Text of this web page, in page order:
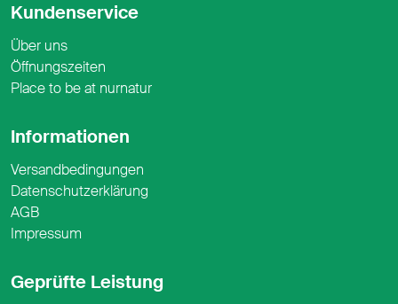
Kundenservice
Über uns
Öffnungszeiten
Place to be at nurnatur
Informationen
Versandbedingungen
Datenschutzerklärung
AGB
Impressum
Geprüfte Leistung